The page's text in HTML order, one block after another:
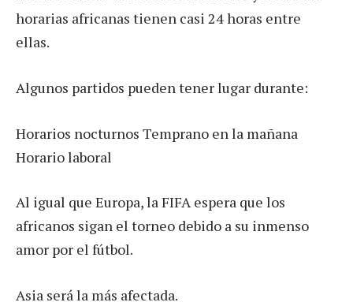
horarias africanas tienen casi 24 horas entre
ellas.
Algunos partidos pueden tener lugar durante:
Horarios nocturnos Temprano en la mañana
Horario laboral
Al igual que Europa, la FIFA espera que los
africanos sigan el torneo debido a su inmenso
amor por el fútbol.
Asia será la más afectada.